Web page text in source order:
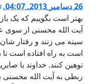
, توسط
بهتر است بگوییم که یک بازی
آیت الله محسنی از سوی عده ای
سینه می زنند و رفتار شان
است به راه افتاده است تا در هر
توهین کنند. خداوند با صابرین
ربطی به آیت الله محسنی دارد که